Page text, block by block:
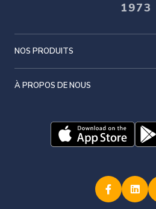
1973
NOS PRODUITS
À PROPOS DE NOUS